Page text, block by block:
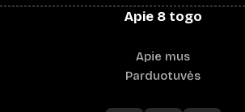
Apie 8 togo
Apie mus
Parduotuvės